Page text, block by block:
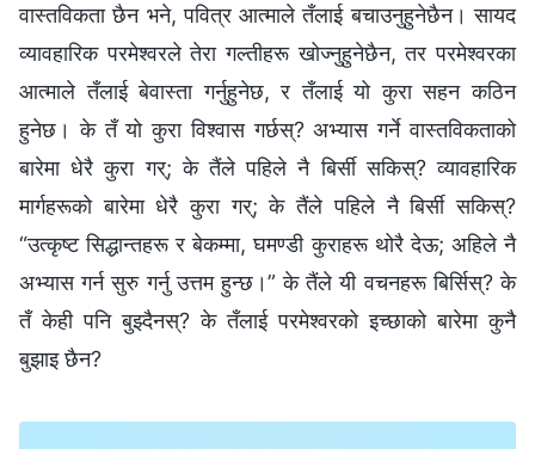
वास्तविकता छैन भने, पवित्र आत्माले तँलाई बचाउनुहुनेछैन। सायद
व्यावहारिक परमेश्‍वरले तेरा गल्तीहरू खोज्नुहुनेछैन, तर परमेश्‍वरका
आत्माले तँलाई बेवास्ता गर्नुहुनेछ, र तँलाई यो कुरा सहन कठिन
हुनेछ। के तँ यो कुरा विश्‍वास गर्छस्? अभ्यास गर्ने वास्तविकताको
बारेमा धेरै कुरा गर्; के तैंले पहिले नै बिर्सी सकिस्? व्यावहारिक
मार्गहरूको बारेमा धेरै कुरा गर्; के तैंले पहिले नै बिर्सी सकिस्?
“उत्कृष्ट सिद्धान्तहरू र बेकम्मा, घमण्डी कुराहरू थोरै देऊ; अहिले नै
अभ्यास गर्न सुरु गर्नु उत्तम हुन्छ।” के तैंले यी वचनहरू बिर्सिस्? के
तँ केही पनि बुझ्दैनस्? के तँलाई परमेश्‍वरको इच्छाको बारेमा कुनै
बुझाइ छैन?